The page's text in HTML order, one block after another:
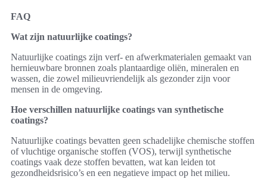
FAQ
Wat zijn natuurlijke coatings?
Natuurlijke coatings zijn verf- en afwerkmaterialen gemaakt van
hernieuwbare bronnen zoals plantaardige oliën, mineralen en
wassen, die zowel milieuvriendelijk als gezonder zijn voor
mensen in de omgeving.
Hoe verschillen natuurlijke coatings van synthetische
coatings?
Natuurlijke coatings bevatten geen schadelijke chemische stoffen
of vluchtige organische stoffen (VOS), terwijl synthetische
coatings vaak deze stoffen bevatten, wat kan leiden tot
gezondheidsrisico’s en een negatieve impact op het milieu.